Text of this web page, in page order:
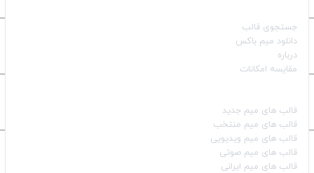
جستجوی قالب
دانلود میم باکس
درباره
مقایسه امکانات
قالب‌ های میم جدید
قالب‌ های میم منتخب
قالب‌ های میم ویدیویی
قالب‌ های میم صوتی
قالب‌ های میم ایرانی